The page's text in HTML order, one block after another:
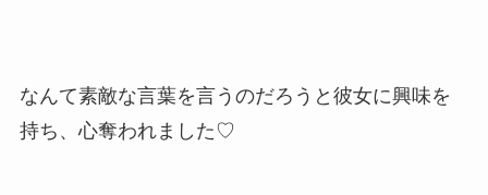
なんて素敵な言葉を言うのだろうと彼女に興味を
持ち、心奪われました♡